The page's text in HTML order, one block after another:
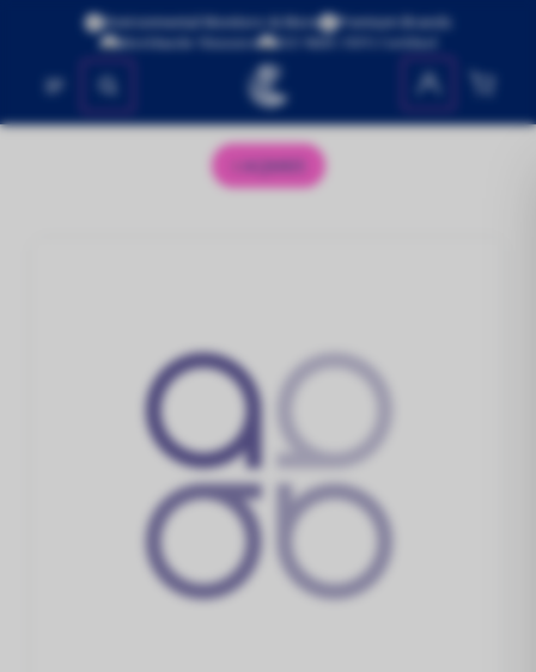
Environmental Monitors & More
Premium Brands
Worldwide Shipping
ISO 9001:2015 Certified
No se encontraron productos
AQM65